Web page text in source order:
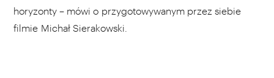
horyzonty – mówi o przygotowywanym przez siebie
filmie Michał Sierakowski.